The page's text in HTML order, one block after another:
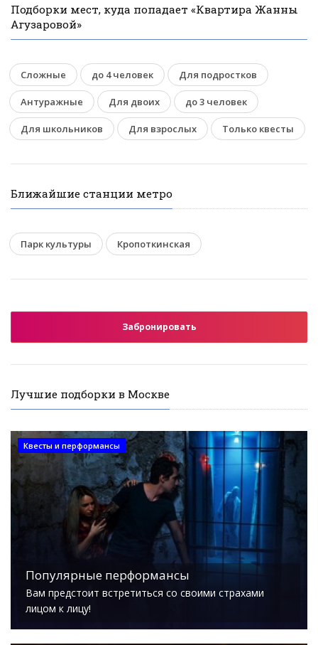
Подборки мест, куда попадает «Квартира Жанны
Агузаровой»
Сложные до 4 человек Для подростков
Антуражные Для двоих до 3 человек
Для школьников Для взрослых Только квесты
Ближайшие станции метро
Парк культуры Кропоткинская
Забронировать
Лучшие подборки в Москве
Квесты и перформансы
Популярные перформансы
Вам предстоит встретиться со своими страхами
лицом к лицу!